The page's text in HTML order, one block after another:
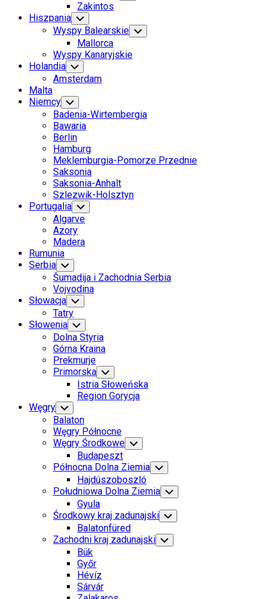
Child
Zakintos
Hiszpania Toggle
Child
Menu
Wyspy Balearskie Toggle
Child
Mallorca
Wyspy Kanaryjskie
Holandia Toggle
Child
Menu
Amsterdam
Malta
Niemcy Toggle
Child
Menu
Badenia-Wirtembergia
Bawaria
Berlin
Hamburg
Meklemburgia-Pomorze Przednie
Saksonia
Saksonia-Anhalt
Szlezwik-Holsztyn
Portugalia Toggle
Child
Menu
Algarve
Azory
Madera
Rumunia
Serbia Toggle
Child
Menu
Šumadija i Zachodnia Serbia
Vojvodina
Słowacja Toggle
Child
Menu
Tatry
Słowenia Toggle
Child
Menu
Dolna Styria
Górna Kraina
Prekmurje
Primorska Toggle
Child
Menu
Istria Słoweńska
Region Gorycja
Węgry Toggle
Child
Menu
Balaton
Węgry Północne
Węgry Środkowe Toggle
Child
Menu
Budapeszt
Północna Dolna Ziemia Toggle
Child
Menu
Hajdúszoboszló
Południowa Dolna Ziemia Toggle
Child
Menu
Gyula
Środkowy kraj zadunajski Toggle
Child
Menu
Balatonfüred
Zachodni kraj zadunajski Toggle
Child
Bük
Győr
Hévíz
Sárvár